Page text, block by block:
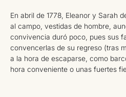
En abril de 1778, Eleanor y Sarah
al campo, vestidas de hombre,
convivencia duró poco, pues sus
convencerlas de su regreso (tras
a la hora de escaparse, como
hora conveniente o unas fuertes